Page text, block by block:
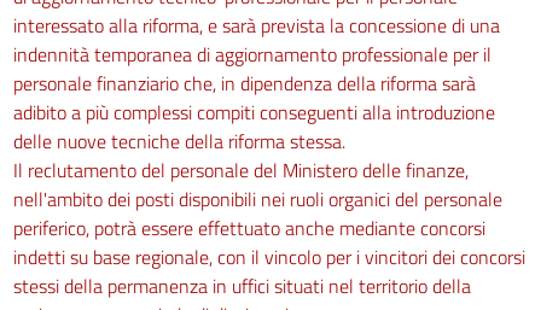
interessato alla riforma, e sarà prevista la concessione di una
indennità temporanea di aggiornamento professionale per il
personale finanziario che, in dipendenza della riforma sarà
adibito a più complessi compiti conseguenti alla introduzione
delle nuove tecniche della riforma stessa.
Il reclutamento del personale del Ministero delle finanze,
nell'ambito dei posti disponibili nei ruoli organici del personale
periferico, potrà essere effettuato anche mediante concorsi
indetti su base regionale, con il vincolo per i vincitori dei concorsi
stessi della permanenza in uffici situati nel territorio della